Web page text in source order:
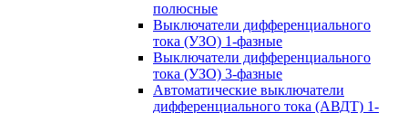
полюсные
Выключатели дифференциального
тока (УЗО) 1-фазные
Выключатели дифференциального
тока (УЗО) 3-фазные
Автоматические выключатели
дифференциального тока (АВДТ) 1-